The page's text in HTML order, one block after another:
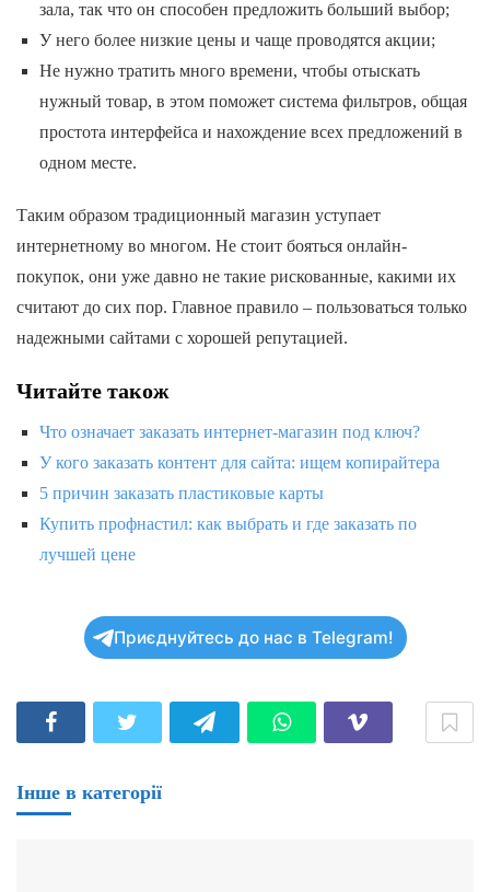
зала, так что он способен предложить больший выбор;
У него более низкие цены и чаще проводятся акции;
Не нужно тратить много времени, чтобы отыскать
нужный товар, в этом поможет система фильтров, общая
простота интерфейса и нахождение всех предложений в
одном месте.
Таким образом традиционный магазин уступает
интернетному во многом. Не стоит бояться онлайн-
покупок, они уже давно не такие рискованные, какими их
считают до сих пор. Главное правило – пользоваться только
надежными сайтами с хорошей репутацией.
Читайте також
Что означает заказать интернет-магазин под ключ?
У кого заказать контент для сайта: ищем копирайтера
5 причин заказать пластиковые карты
Купить профнастил: как выбрать и где заказать по
лучшей цене
Приєднуйтесь до нас в Telegram!
Інше в категорії